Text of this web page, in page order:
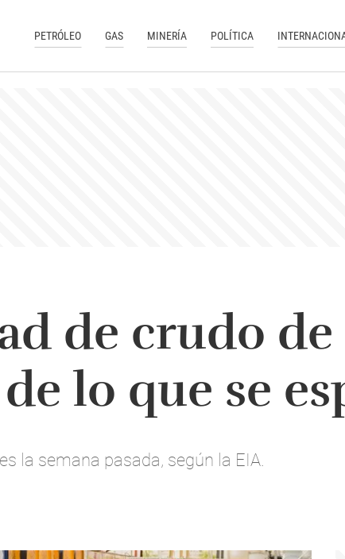
PETRÓLEO GAS MINERÍA POLÍTICA
de crudo de
lo que se
la semana pasada, según la EIA.